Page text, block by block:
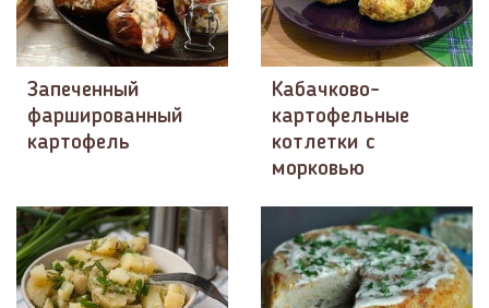
Запеченный
фаршированный
картофель
Кабачково-
картофельные
котлетки с
морковью